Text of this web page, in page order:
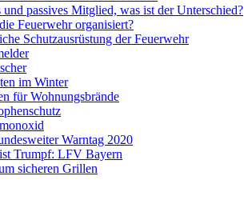
passives Mitglied, was ist der Unterschied?
Feuerwehr organisiert?
Schutzausrüstung der Feuerwehr
im Winter
für Wohnungsbrände
Warntag 2020
Trumpf: LFV Bayern
sicheren Grillen